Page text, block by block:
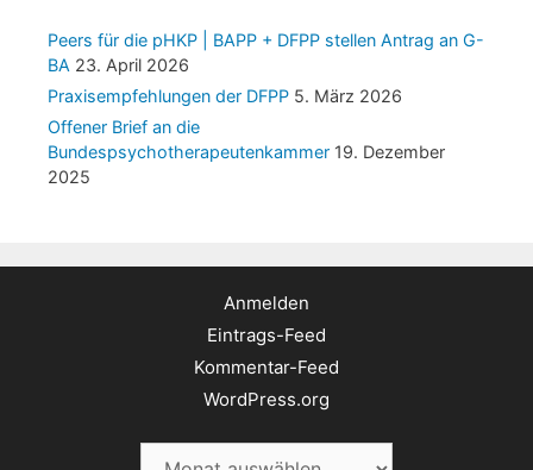
Peers für die pHKP | BAPP + DFPP stellen Antrag an G-
BA 23. April 2026
Praxisempfehlungen der DFPP 5. März 2026
Offener Brief an die
Bundespsychotherapeutenkammer 19. Dezember
2025
Anmelden
Eintrags-Feed
Kommentar-Feed
WordPress.org